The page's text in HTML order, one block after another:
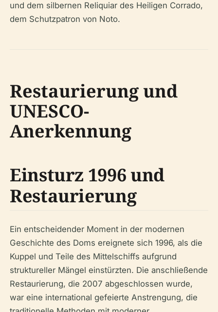
und dem silbernen Reliquiar des Heiligen Corrado,
dem Schutzpatron von Noto.
Restaurierung und
UNESCO-
Anerkennung
Einsturz 1996 und
Restaurierung
Ein entscheidender Moment in der modernen
Geschichte des Doms ereignete sich 1996, als die
Kuppel und Teile des Mittelschiffs aufgrund
struktureller Mängel einstürzten. Die anschließende
Restaurierung, die 2007 abgeschlossen wurde,
war eine international gefeierte Anstrengung, die